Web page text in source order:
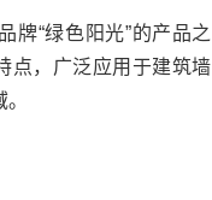
“绿色阳光”的产品之
点，广泛应用于建筑墙